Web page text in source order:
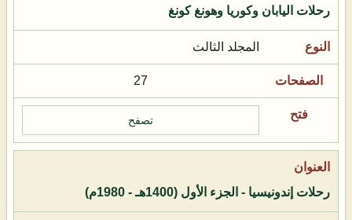
رحلات اليابان وكوريا وهونغ كونغ
المجلد الثالث
27
تصفح
رحلات إندونيسيا - الجزء الأول (1400هـ - 1980م)